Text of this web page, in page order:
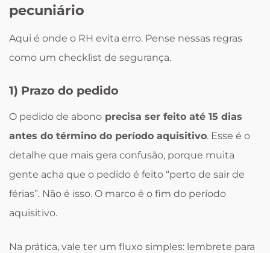
pecuniário
Aqui é onde o RH evita erro. Pense nessas regras
como um checklist de segurança.
1) Prazo do pedido
O pedido de abono precisa ser feito até 15 dias
antes do término do período aquisitivo. Esse é o
detalhe que mais gera confusão, porque muita
gente acha que o pedido é feito “perto de sair de
férias”. Não é isso. O marco é o fim do período
aquisitivo.
Na prática, vale ter um fluxo simples: lembrete para